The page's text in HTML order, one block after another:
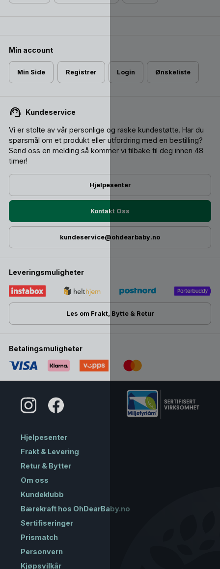
Min account
Min Side Registrer Login Ønskeliste
Kundeservice
Vi er stolte av vår personlige og raske kundestøtte. Har du
spørsmål om et produkt eller utfordring med en bestilling?
Send oss ​​en melding så kommer vi tilbake til deg innen 48
timer!
Hjelpesenter
Kontakt Oss
kundeservice@ohdearbaby.no
Leveringsmuligheter
Les om Frakt, Bytte & Retur
Betalingsmuligheter
Hjelpesenter
Frakt & Levering
Retur & Bytter
Om oss
Kundeklubb
Bærekraft hos OhDearBaby.no
Sertifiseringer
Prismatch
Personvern
Kjøpsvilkår